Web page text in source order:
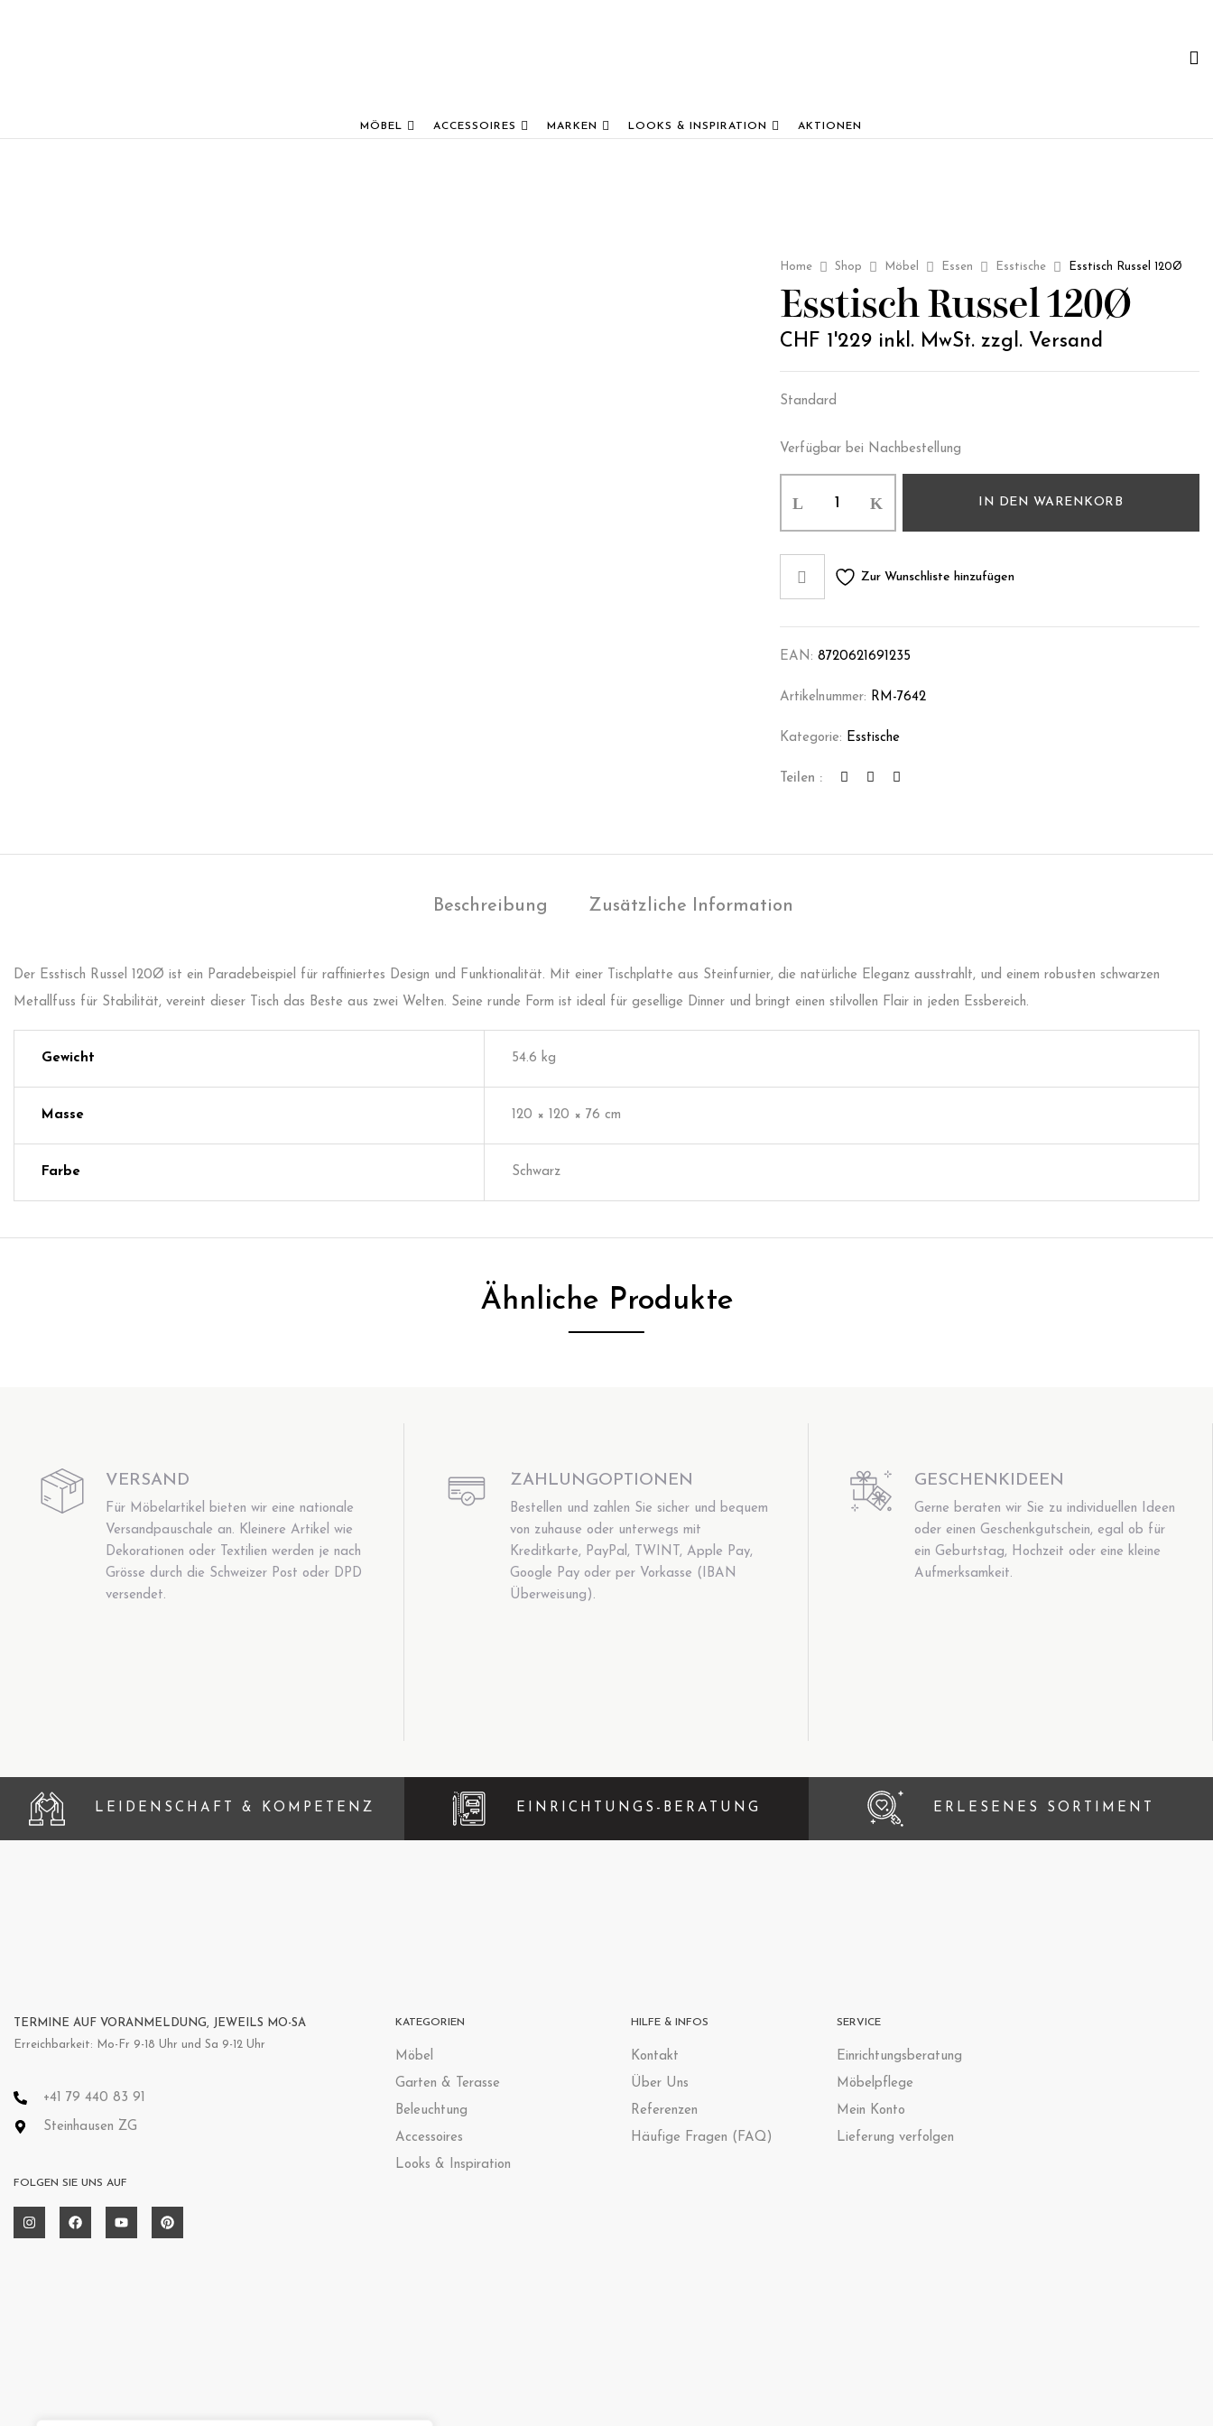
MÖBEL ACCESSOIRES MARKEN LOOKS & INSPIRATION AKTIONEN
Home Shop Möbel Essen Esstische Esstisch Russel 120Ø
Esstisch Russel 120Ø
CHF 1'229inkl. MwSt. zzgl. Versand
Standard
Verfügbar bei Nachbestellung
IN DEN WARENKORB
Zur Wunschliste hinzufügen
EAN: 8720621691235
Artikelnummer: RM-7642
Kategorie: Esstische
Teilen :
Beschreibung Zusätzliche Information
Der Esstisch Russel 120Ø ist ein Paradebeispiel für raffiniertes Design und Funktionalität. Mit einer Tischplatte aus Steinfurnier, die natürliche Eleganz ausstrahlt, und einem robusten schwarzen
Metallfuss für Stabilität, vereint dieser Tisch das Beste aus zwei Welten. Seine runde Form ist ideal für gesellige Dinner und bringt einen stilvollen Flair in jeden Essbereich.
Gewicht 54.6 kg
Masse 120 × 120 × 76 cm
Farbe Schwarz
Ähnliche Produkte
VERSAND
Für Möbelartikel bieten wir eine nationale
Versandpauschale an. Kleinere Artikel wie
Dekorationen oder Textilien werden je nach
Grösse durch die Schweizer Post oder DPD
versendet.
ZAHLUNGOPTIONEN
Bestellen und zahlen Sie sicher und bequem
von zuhause oder unterwegs mit
Kreditkarte, PayPal, TWINT, Apple Pay,
Google Pay oder per Vorkasse (IBAN
Überweisung).
GESCHENKIDEEN
Gerne beraten wir Sie zu individuellen Ideen
oder einen Geschenkgutschein, egal ob für
ein Geburtstag, Hochzeit oder eine kleine
Aufmerksamkeit.
LEIDENSCHAFT & KOMPETENZ EINRICHTUNGS-BERATUNG ERLESENES SORTIMENT
TERMINE AUF VORANMELDUNG, JEWEILS MO-SA
Erreichbarkeit: Mo-Fr 9-18 Uhr und Sa 9-12 Uhr
+41 79 440 83 91
Steinhausen ZG
FOLGEN SIE UNS AUF
KATEGORIEN
Möbel
Garten & Terasse
Beleuchtung
Accessoires
Looks & Inspiration
HILFE & INFOS
Kontakt
Über Uns
Referenzen
Häufige Fragen (FAQ)
SERVICE
Einrichtungsberatung
Möbelpflege
Mein Konto
Lieferung verfolgen